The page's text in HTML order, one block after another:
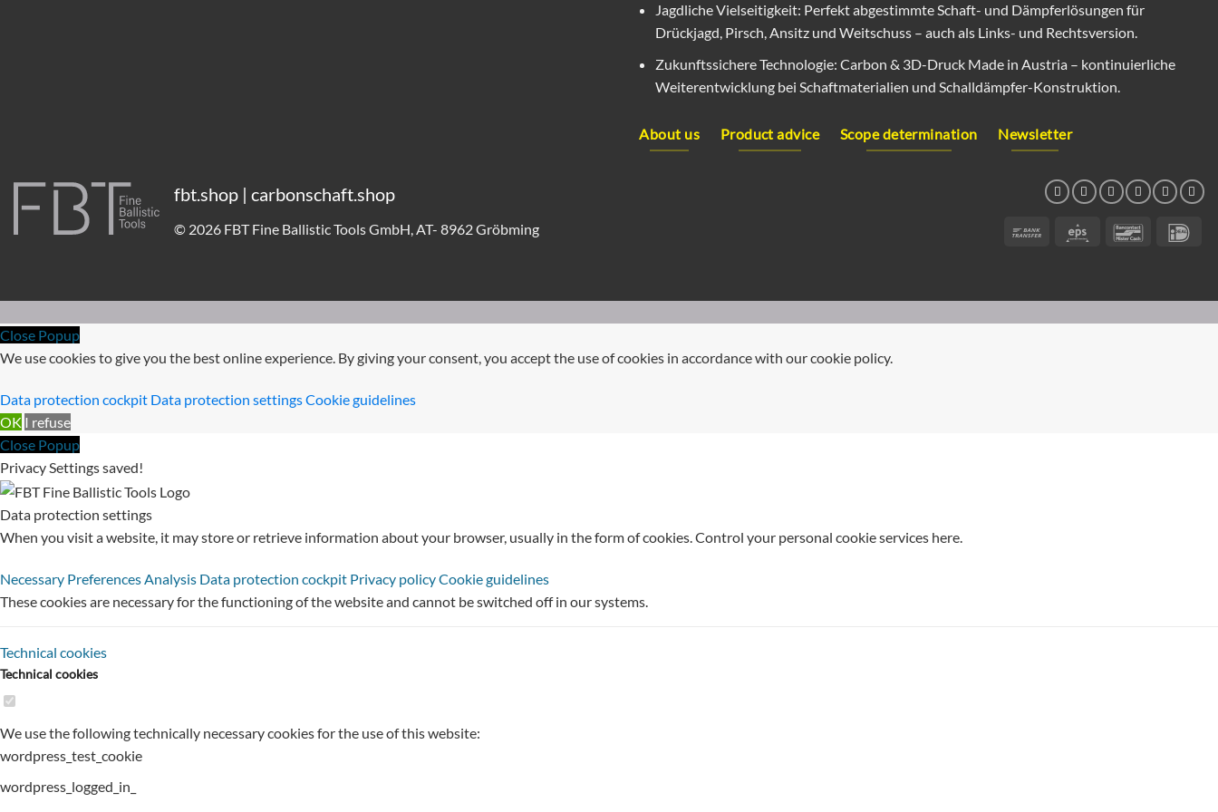
Jagdliche Vielseitigkeit: Perfekt abgestimmte Schaft- und Dämpferlösungen für
Drückjagd, Pirsch, Ansitz und Weitschuss – auch als Links- und Rechtsversion.
Zukunftssichere Technologie: Carbon & 3D-Druck Made in Austria – kontinuierliche
Weiterentwicklung bei Schaftmaterialien und Schalldämpfer-Konstruktion.
About us Product advice Scope determination Newsletter
fbt.shop | carbonschaft.shop
© 2026 FBT Fine Ballistic Tools GmbH, AT- 8962 Gröbming
Bank
Eps Bancontact
Close Popup
We use cookies to give you the best online experience. By giving your consent, you accept the use of cookies in accordance with our cookie policy.
Data protection cockpit Data protection settingsCookie guidelines
OK I refuse
Close Popup
Privacy Settings saved!
Data protection settings
When you visit a website, it may store or retrieve information about your browser, usually in the form of cookies. Control your personal cookie services here.
Necessary PreferencesAnalysis Data protection cockpit Privacy policyCookie guidelines
These cookies are necessary for the functioning of the website and cannot be switched off in our systems.
Technical cookies
Technical cookies
We use the following technically necessary cookies for the use of this website:
wordpress_test_cookie
wordpress_logged_in_